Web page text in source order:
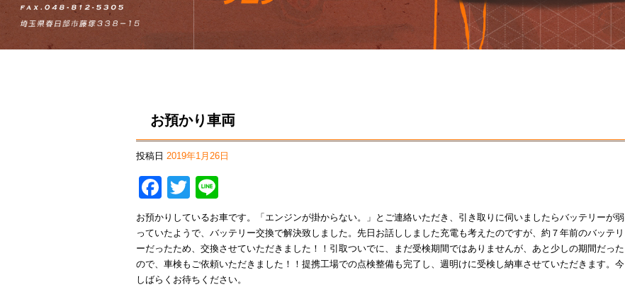
お預かり車両
投稿日 2019年1月26日
Facebook
Twitter
お預かりしているお車です。「エンジンが掛からない。」とご連絡いただき、引き取りに伺いましたらバッテリーが弱
っていたようで、バッテリー交換で解決致しました。先日お話ししました充電も考えたのですが、約７年前のバッテリ
ーだったため、交換させていただきました！！引取ついでに、まだ受検期間ではありませんが、あと少しの期間だった
ので、車検もご依頼いただきました！！提携工場での点検整備も完了し、週明けに受検し納車させていただきます。今
しばらくお待ちください。